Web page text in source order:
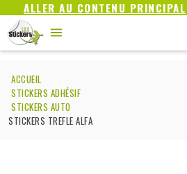
ALLER AU CONTENU PRINCIPAL
ACCUEIL
STICKERS ADHÉSIF
STICKERS AUTO
STICKERS TREFLE ALFA